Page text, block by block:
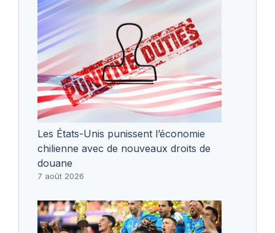
Les États-Unis punissent l’économie
chilienne avec de nouveaux droits de
douane
7 août 2026